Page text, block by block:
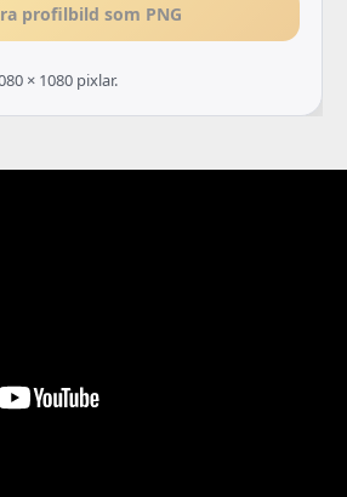
profilbild som PNG
× 1080 pixlar.